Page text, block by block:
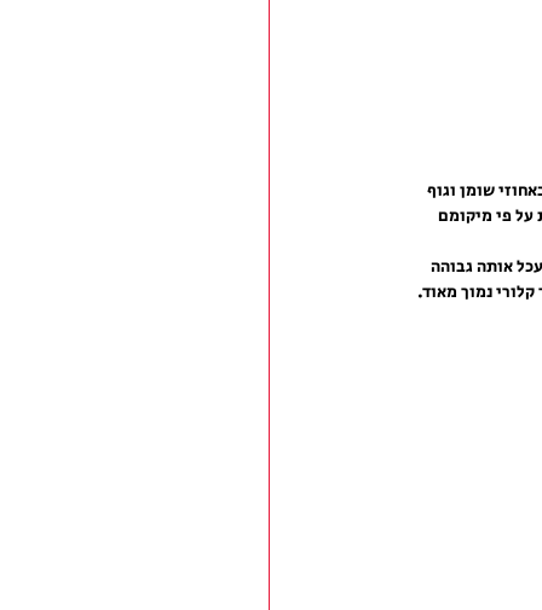
שומן וגוף
על פי מיקומם
אותה גבוהה
נמוך מאוד.